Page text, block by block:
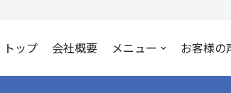
トップ 会社概要 メニュー お客様の